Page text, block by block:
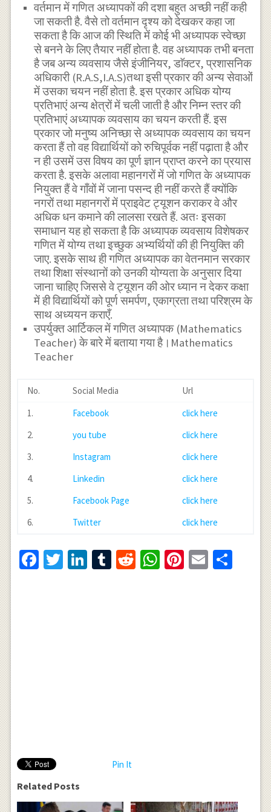
वर्तमान में गणित अध्यापकों की दशा बहुत अच्छी नहीं कही
जा सकती है. वैसे तो वर्तमान दृश्य को देखकर कहा जा
सकता है कि आज की स्थिति में कोई भी अध्यापक स्वेच्छा
से बनने के लिए तैयार नहीं होता है. वह अध्यापक तभी बनता
है जब अन्य व्यवसाय जैसे इंजीनियर, डाॅक्टर, प्रशासनिक
अधिकारी (R.A.S,I.A.S)तथा इसी प्रकार की अन्य सेवाओं
में उसका चयन नहीं होता है. इस प्रकार अधिक योग्य
प्रतिभाएं अन्य क्षेत्रों में चली जाती है और निम्न स्तर की
प्रतिभाएं अध्यापक व्यवसाय का चयन करती हैं. इस
प्रकार जो मनुष्य अनिच्छा से अध्यापक व्यवसाय का चयन
करता हैं तो वह विद्यार्थियों को रुचिपूर्वक नहीं पढ़ाता है और
न ही उसमें उस विषय का पूर्ण ज्ञान प्राप्त करने का प्रयास
करता है. इसके अलावा महानगरों में जो गणित के अध्यापक
नियुक्त हैं वे गाँवों में जाना पसन्द ही नहीं करते हैं क्योंकि
नगरों तथा महानगरों में प्राइवेट ट्यूशन कराकर वे और
अधिक धन कमाने की लालसा रखते हैं. अतः इसका
समाधान यह हो सकता है कि अध्यापक व्यवसाय विशेषकर
गणित में योग्य तथा इच्छुक अभ्यर्थियों की ही नियुक्ति की
जाए. इसके साथ ही गणित अध्यापक का वेतनमान सरकार
तथा शिक्षा संस्थानों को उनकी योग्यता के अनुसार दिया
जाना चाहिए जिससे वे ट्यूशन की ओर ध्यान न देकर कक्षा
में ही विद्यार्थियों को पूर्ण समर्पण, एकाग्रता तथा परिश्रम के
साथ अध्ययन कराएँ.
उपर्युक्त आर्टिकल में गणित अध्यापक (Mathematics
Teacher) के बारे में बताया गया है।Mathematics
Teacher
No. Social Media
Url
1.
Facebook
click here
2.
you tube
click here
3.
Instagram
click here
4.
Linkedin
click here
5.
Facebook Page
click here
6.
Twitter click here
Facebook
Twitter
LinkedIn
Tumblr
RedditWhatsApp
Pinterest
Email
Pin It
Related Posts